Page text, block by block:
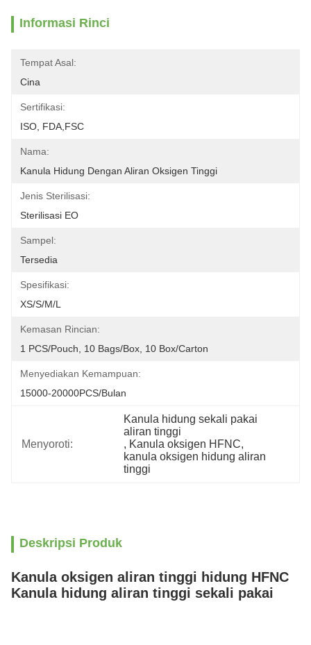
Informasi Rinci
Tempat Asal:
Cina
Sertifikasi:
ISO, FDA,FSC
Nama:
Kanula Hidung Dengan Aliran Oksigen Tinggi
Jenis Sterilisasi:
Sterilisasi EO
Sampel:
Tersedia
Spesifikasi:
XS/S/M/L
Kemasan Rincian:
1 PCS/Pouch, 10 Bags/Box, 10 Box/Carton
Menyediakan Kemampuan:
15000-20000PCS/Bulan
Menyoroti:
Kanula hidung sekali pakai
aliran tinggi
, Kanula oksigen HFNC,
kanula oksigen hidung aliran
tinggi
Deskripsi Produk
Kanula oksigen aliran tinggi hidung HFNC
Kanula hidung aliran tinggi sekali pakai